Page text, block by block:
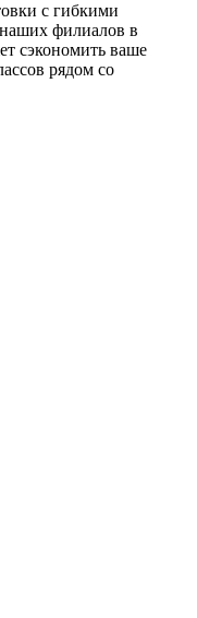
с гибкими
филиалов в
сэкономить ваше
рядом со